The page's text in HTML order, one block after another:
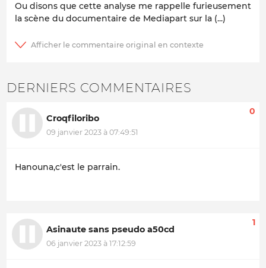
Ou disons que cette analyse me rappelle furieusement
la scène du documentaire de Mediapart sur la (...)
DERNIERS COMMENTAIRES
Croqfiloribo
09 janvier 2023 à 07:49:51
0
Hanouna,c'est le parrain.
Asinaute sans pseudo a50cd
06 janvier 2023 à 17:12:59
1